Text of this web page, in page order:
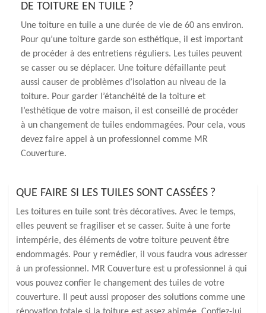
DE TOITURE EN TUILE ?
Une toiture en tuile a une durée de vie de 60 ans environ.
Pour qu’une toiture garde son esthétique, il est important
de procéder à des entretiens réguliers. Les tuiles peuvent
se casser ou se déplacer. Une toiture défaillante peut
aussi causer de problèmes d’isolation au niveau de la
toiture. Pour garder l’étanchéité de la toiture et
l’esthétique de votre maison, il est conseillé de procéder
à un changement de tuiles endommagées. Pour cela, vous
devez faire appel à un professionnel comme MR
Couverture.
QUE FAIRE SI LES TUILES SONT CASSÉES ?
Les toitures en tuile sont très décoratives. Avec le temps,
elles peuvent se fragiliser et se casser. Suite à une forte
intempérie, des éléments de votre toiture peuvent être
endommagés. Pour y remédier, il vous faudra vous adresser
à un professionnel. MR Couverture est u professionnel à qui
vous pouvez confier le changement des tuiles de votre
couverture. Il peut aussi proposer des solutions comme une